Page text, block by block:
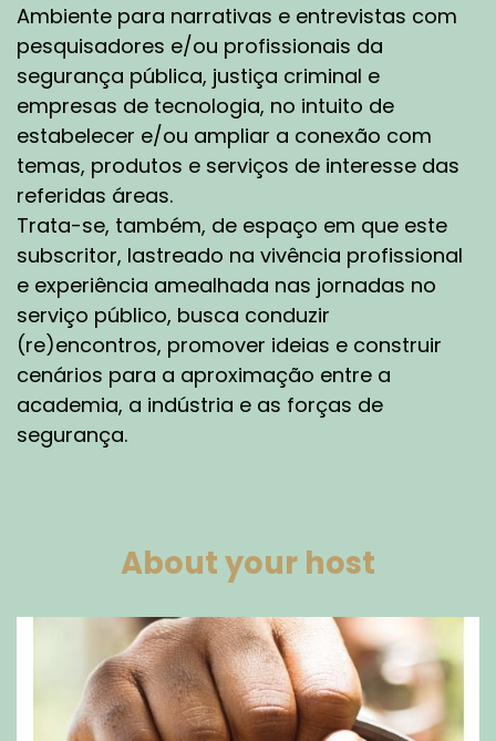
Ambiente para narrativas e entrevistas com
pesquisadores e/ou profissionais da
segurança pública, justiça criminal e
empresas de tecnologia, no intuito de
estabelecer e/ou ampliar a conexão com
temas, produtos e serviços de interesse das
referidas áreas.
Trata-se, também, de espaço em que este
subscritor, lastreado na vivência profissional
e experiência amealhada nas jornadas no
serviço público, busca conduzir
(re)encontros, promover ideias e construir
cenários para a aproximação entre a
academia, a indústria e as forças de
segurança.
About your host